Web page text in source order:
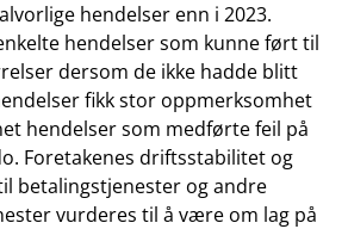
hendelser enn i 2023.
hendelser som kunne ført til
dersom de ikke hadde blitt
fikk stor oppmerksomhet
hendelser som medførte feil på
Foretakenes driftsstabilitet og
betalingstjenester og andre
vurderes til å være om lag på